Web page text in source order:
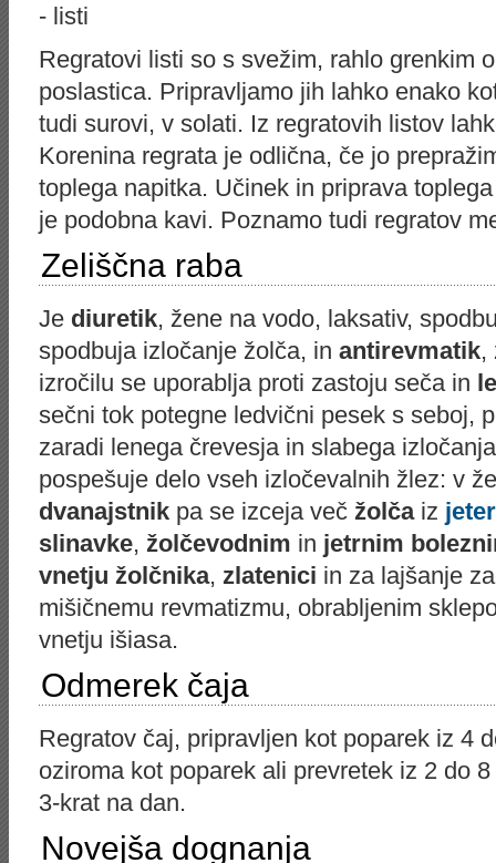
Regratovi listi so s svežim, rahlo grenkim
poslastica. Pripravljamo jih lahko enako
tudi surovi, v solati. Iz regratovih listov
Korenina regrata je odlična, če jo
toplega napitka. Učinek in priprava
je podobna kavi. Poznamo tudi regratov
Zeliščna raba
Je diuretik, žene na vodo, laksativ,
spodbuja izločanje žolča, in antirevmatik,
izročilu se uporablja proti zastoju seča in
sečni tok potegne ledvični pesek s seboj,
zaradi lenega črevesja in slabega
pospešuje delo vseh izločevalnih žlez: v
dvanajstnik pa se izceja več žolčaiz jeter
slinavke, žolčevodnim in jetrnim
vnetju žolčnika, zlatenici in za lajšanje
mišičnemu revmatizmu, obrabljenim
vnetju išiasa.
Odmerek čaja
Regratov čaj, pripravljen kot poparek iz 4
oziroma kot poparek ali prevretek iz 2 do
3-krat na dan.
Novejša dognanja